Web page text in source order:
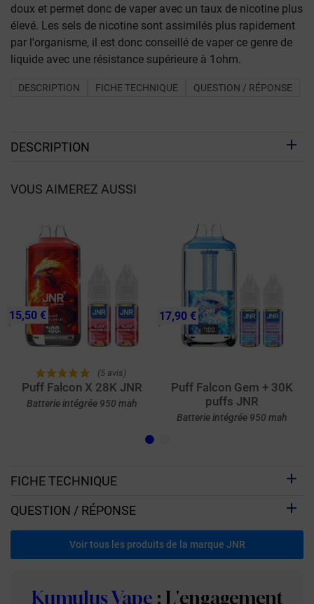
doux et permet donc de vaper avec un taux de nicotine plus
élevé. Les sels de nicotine sont assimilés plus rapidement
par l'organisme, il est donc conseillé de vaper ce genre de
liquide avec une résistance supérieure à 1ohm.
DESCRIPTION FICHE TECHNIQUE QUESTION / RÉPONSE
DESCRIPTION
VOUS AIMEREZ AUSSI
(5 avis)
Puff Falcon X 28K JNR
Batterie intégrée 950 mah
15,50 €
Puff Falcon Gem + 30K
puffs JNR
Batterie intégrée 950 mah
17,90 €
FICHE TECHNIQUE
QUESTION / RÉPONSE
Voir tous les produits de la marque JNR
Kumulus Vape : L'engagement